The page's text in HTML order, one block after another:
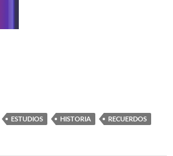
ESTUDIOS HISTORIA RECUERDOS